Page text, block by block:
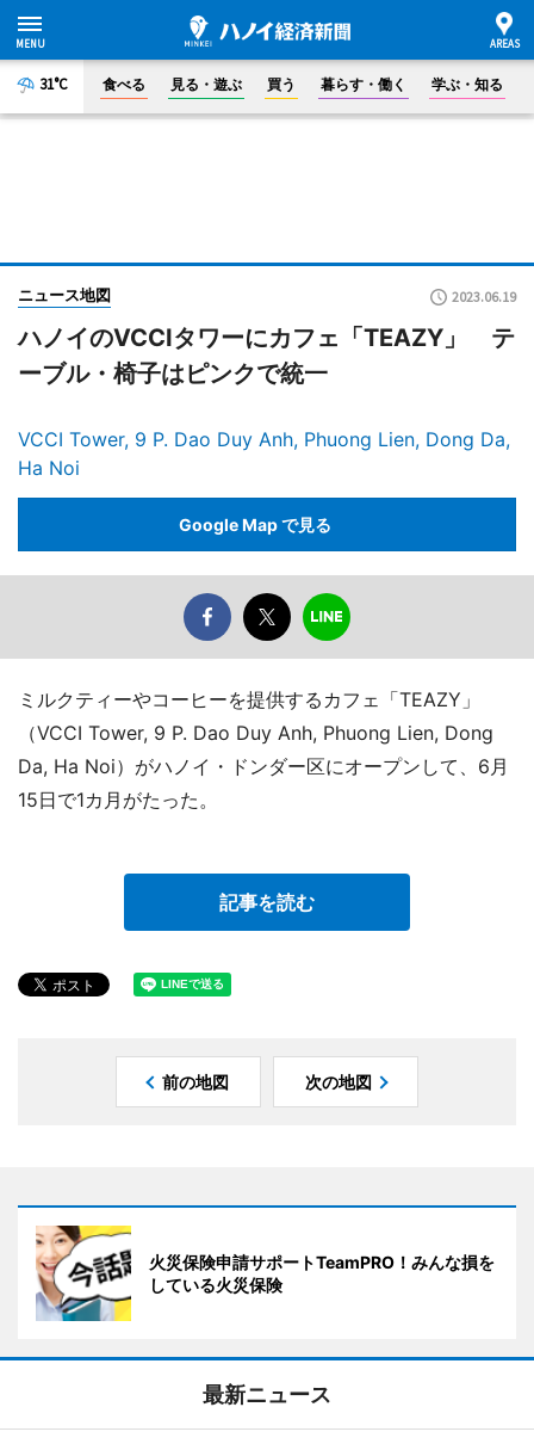
31°C 食べる 見る・遊ぶ 買う 暮らす・働く 学ぶ・知る
ニュース地図 2023.06.19
ハノイのVCCIタワーにカフェ「TEAZY」 テ
ーブル・椅子はピンクで統一
VCCI Tower, 9 P. Dao Duy Anh, Phuong Lien, Dong Da,
Ha Noi
Google Map で見る
ミルクティーやコーヒーを提供するカフェ「TEAZY」
（VCCI Tower, 9 P. Dao Duy Anh, Phuong Lien, Dong
Da, Ha Noi）がハノイ・ドンダー区にオープンして、6月
15日で1カ月がたった。
記事を読む
前の地図 次の地図
火災保険申請サポートTeamPRO！みんな損を
している火災保険
最新ニュース